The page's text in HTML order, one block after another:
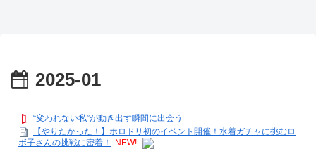
2025-01
“変われない私”が動き出す瞬間に出会う
【やりたかった！】ホロドリ初のイベント開催！水着ガチャに挑むロ
ボ子さんの挑戦に密着！
NEW!